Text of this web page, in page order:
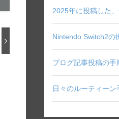
2025年に投稿した
Nintendo Switch2の
ブログ記事投稿の手
日々のルーティー